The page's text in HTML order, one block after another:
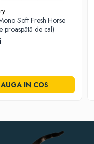
Soft Fresh Horse
proaspătă de cal)
IN COS